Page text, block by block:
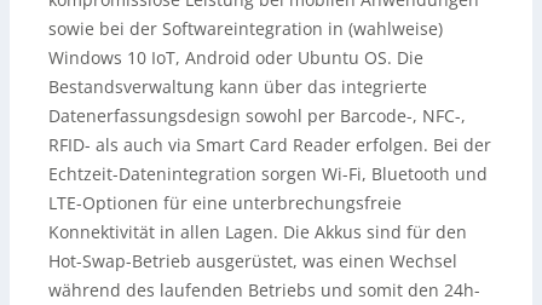
sowie bei der Softwareintegration in (wahlweise)
Windows 10 IoT, Android oder Ubuntu OS. Die
Bestandsverwaltung kann über das integrierte
Datenerfassungsdesign sowohl per Barcode-, NFC-,
RFID- als auch via Smart Card Reader erfolgen. Bei der
Echtzeit-Datenintegration sorgen Wi-Fi, Bluetooth und
LTE-Optionen für eine unterbrechungsfreie
Konnektivität in allen Lagen. Die Akkus sind für den
Hot-Swap-Betrieb ausgerüstet, was einen Wechsel
während des laufenden Betriebs und somit den 24h-